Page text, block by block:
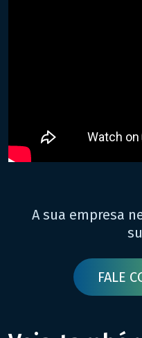
A sua empresa
FALE